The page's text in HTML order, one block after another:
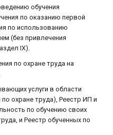
обучения
по оказанию первой
по использованию
(без привлечения
IX).
по охране труда на
услуги в области
охране труда), Реестр ИП и
по обучению своих
и Реестр обученных по